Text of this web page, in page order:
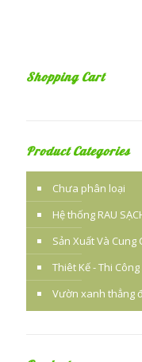
Shopping Cart
Product Categories
Chưa phân loại
Hệ thống RAU
Sản Xuất Và Cung
Thiêt Kế - Thi Công
Vườn xanh thẳng